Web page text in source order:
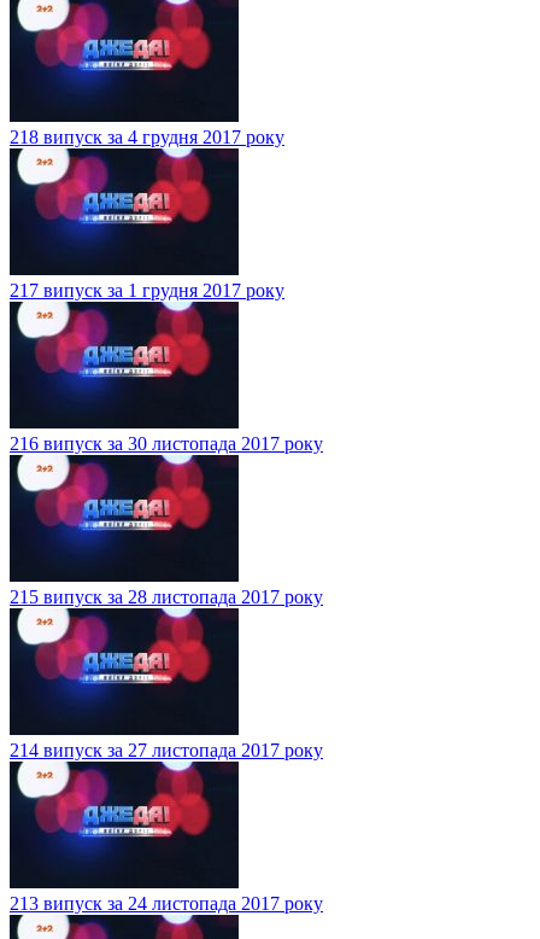
218 випуск за 4 грудня 2017 року
217 випуск за 1 грудня 2017 року
216 випуск за 30 листопада 2017 року
215 випуск за 28 листопада 2017 року
214 випуск за 27 листопада 2017 року
213 випуск за 24 листопада 2017 року